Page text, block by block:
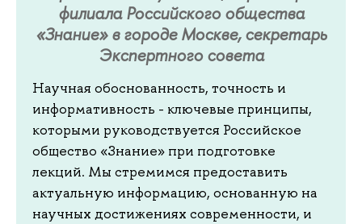
филиала Российского общества
«Знание» в городе Москве, секретарь
Экспертного совета
Научная обоснованность, точность и
информативность - ключевые принципы,
которыми руководствуется Российское
общество «Знание» при подготовке
лекций. Мы стремимся предоставить
актуальную информацию, основанную на
научных достижениях современности, и